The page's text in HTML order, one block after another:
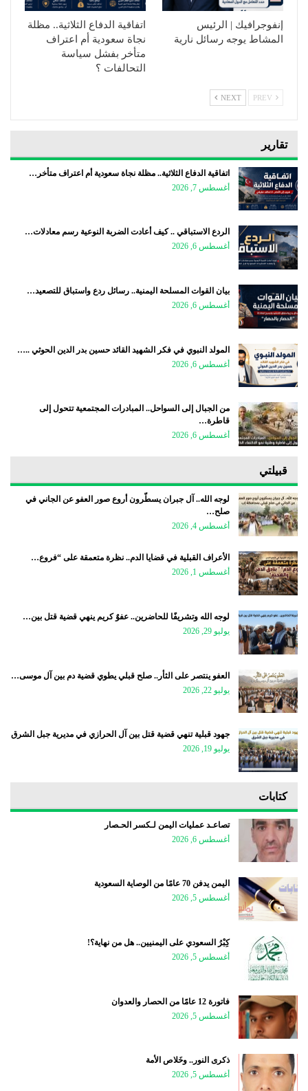
إنفوجرافيك | الرئيس
المشاط يوجه رسائل نارية
اتفاقية الدفاع الثلاثية.. مظلة
نجاة سعودية أم اعتراف
متأخر بفشل سياسة
التحالفات ؟
NEXT
تقارير
اتفاقية الدفاع الثلاثية.. مظلة نجاة سعودية أم اعتراف متأخر…
أغسطس 7, 2026
الردع الاستباقي .. كيف أعادت الضربة النوعية رسم معادلات…
أغسطس 6, 2026
بيان القوات المسلحة اليمنية.. رسائل ردع واستباق للتصعيد…
أغسطس 6, 2026
المولد النبوي في فكر الشهيد القائد حسين بدر الدين الحوثي ..…
أغسطس 6, 2026
من الجبال إلى السواحل.. المبادرات المجتمعية تتحول إلى
قاطرة…
أغسطس 6, 2026
قبيلتي
لوجه الله.. آل جبران يسطّرون أروع صور العفو عن الجاني في
صلح…
أغسطس 4, 2026
الأعراف القبلية في قضايا الدم.. نظرة متعمقة على “فروع…
أغسطس 1, 2026
لوجه الله وتشريفًا للحاضرين.. عفوٌ كريم ينهي قضية قتل بين…
يوليو 29, 2026
العفو ينتصر على الثأر.. صلح قبلي يطوي قضية دم بين آل موسى…
يوليو 22, 2026
جهود قبلية تنهي قضية قتل بين آل الحرازي في مديرية جبل الشرق
يوليو 19, 2026
كتابات
تصاعـد عمليات اليمن لـكسر الحـصار
أغسطس 6, 2026
اليمن يدفن 70 عامًا من الوصاية السعودية
أغسطس 5, 2026
كِبْرُ السعودي على اليمنيين.. هل من نهاية؟!
أغسطس 5, 2026
فاتورة 12 عامًا من الحصار والعدوان
أغسطس 5, 2026
ذكرى النور.. وخَلاص الأمة
أغسطس 5, 2026